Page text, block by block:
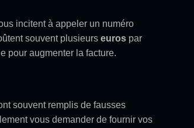
incitent à appeler un numéro
souvent plusieurs euros par
pour augmenter la facture.
souvent remplis de fausses
vous demander de fournir vos